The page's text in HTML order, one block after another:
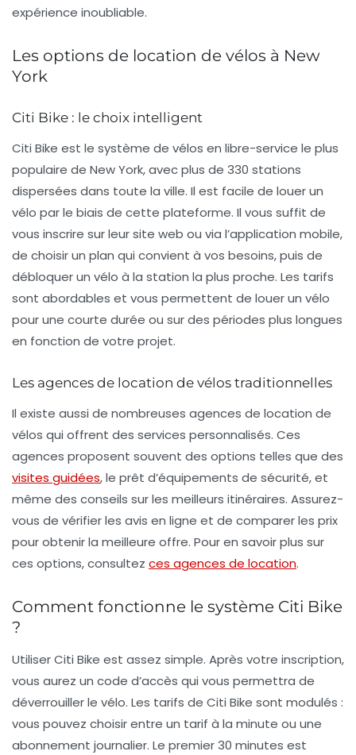
expérience inoubliable.
Les options de location de vélos à New
York
Citi Bike : le choix intelligent
Citi Bike est le système de vélos en libre-service le plus
populaire de New York, avec plus de 330 stations
dispersées dans toute la ville. Il est facile de louer un
vélo par le biais de cette plateforme. Il vous suffit de
vous inscrire sur leur site web ou via l’application mobile,
de choisir un plan qui convient à vos besoins, puis de
débloquer un vélo à la station la plus proche. Les tarifs
sont abordables et vous permettent de louer un vélo
pour une courte durée ou sur des périodes plus longues
en fonction de votre projet.
Les agences de location de vélos traditionnelles
Il existe aussi de nombreuses agences de location de
vélos qui offrent des services personnalisés. Ces
agences proposent souvent des options telles que des
visites guidées, le prêt d’équipements de sécurité, et
même des conseils sur les meilleurs itinéraires. Assurez-
vous de vérifier les avis en ligne et de comparer les prix
pour obtenir la meilleure offre. Pour en savoir plus sur
ces options, consultez ces agences de location.
Comment fonctionne le système Citi Bike
?
Utiliser Citi Bike est assez simple. Après votre inscription,
vous aurez un code d’accès qui vous permettra de
déverrouiller le vélo. Les tarifs de Citi Bike sont modulés :
vous pouvez choisir entre un tarif à la minute ou une
abonnement journalier. Le premier 30 minutes est